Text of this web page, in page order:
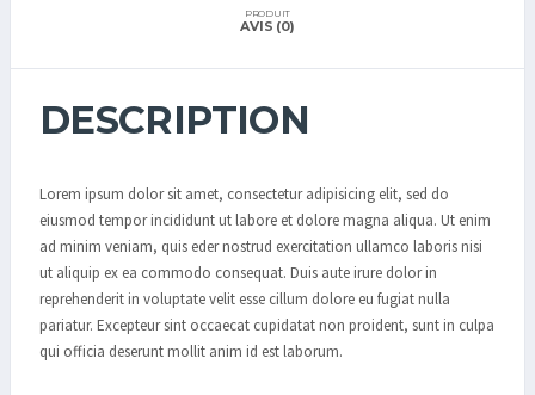
PRODUIT
AVIS (0)
DESCRIPTION
Lorem ipsum dolor sit amet, consectetur adipisicing elit, sed do
eiusmod tempor incididunt ut labore et dolore magna aliqua. Ut enim
ad minim veniam, quis eder nostrud exercitation ullamco laboris nisi
ut aliquip ex ea commodo consequat. Duis aute irure dolor in
reprehenderit in voluptate velit esse cillum dolore eu fugiat nulla
pariatur. Excepteur sint occaecat cupidatat non proident, sunt in culpa
qui officia deserunt mollit anim id est laborum.